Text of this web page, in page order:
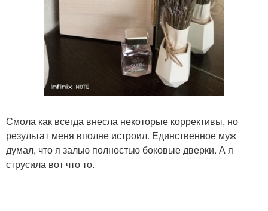
Смола как всегда внесла некоторые коррективы, но
результат меня вполне истроил. Единственное муж
думал, что я залью полностью боковые дверки. А я
струсила вот что то.